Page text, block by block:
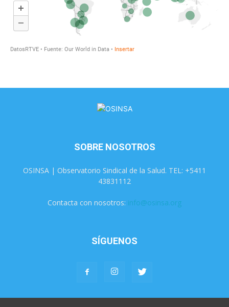
SOBRE NOSOTROS
OSINSA | Observatorio Sindical de la Salud. TEL: +5411
43831112
Contacta con nosotros: info@osinsa.org
SÍGUENOS